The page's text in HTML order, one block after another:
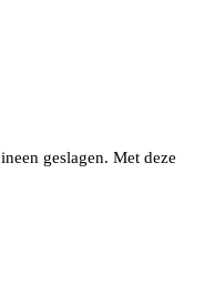
geslagen. Met deze